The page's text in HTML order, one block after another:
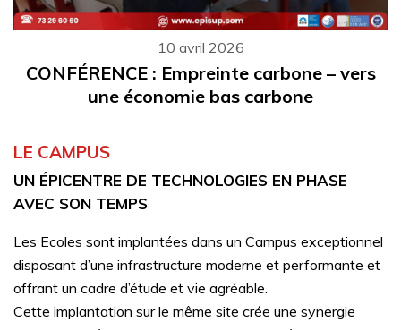
10 avril 2026
CONFÉRENCE : Empreinte carbone – vers
une économie bas carbone
LE CAMPUS
UN ÉPICENTRE DE TECHNOLOGIES EN PHASE
AVEC SON TEMPS
Les Ecoles sont implantées dans un Campus exceptionnel
disposant d’une infrastructure moderne et performante et
offrant un cadre d’étude et vie agréable.
Cette implantation sur le même site crée une synergie